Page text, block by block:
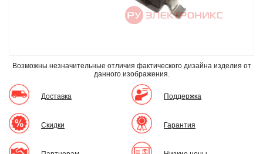
Возможны незначительные отличия фактического дизайна изделия от
данного изображения.
Доставка
Скидки
Поддержка
Гарантия